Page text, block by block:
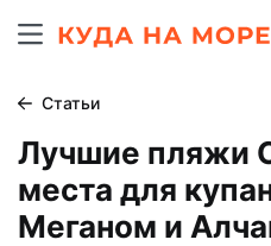
Статьи
Лучшие пляжи
места для
Меганом и